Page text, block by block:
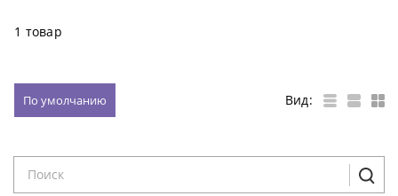
1 товар
По умолчанию Вид: